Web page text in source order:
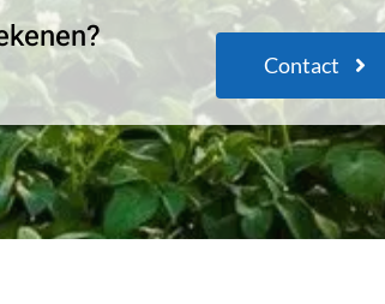
Contact